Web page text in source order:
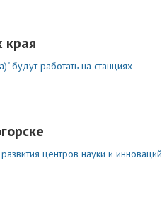
края
будут работать на станциях
центров науки и инноваций